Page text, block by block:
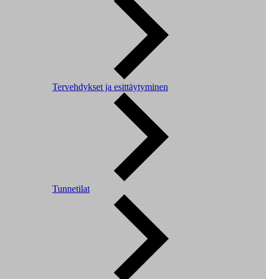
Tervehdykset ja esittäytyminen
Tunnetilat